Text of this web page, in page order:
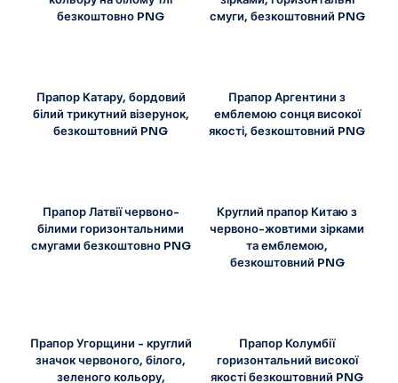
безкоштовно PNG
смуги, безкоштовний PNG
Прапор Катару, бордовий
білий трикутний візерунок,
безкоштовний PNG
Прапор Аргентини з
емблемою сонця високої
якості, безкоштовний PNG
Прапор Латвії червоно-
білими горизонтальними
смугами безкоштовно PNG
Круглий прапор Китаю з
червоно-жовтими зірками
та емблемою,
безкоштовний PNG
Прапор Угорщини - круглий
значок червоного, білого,
зеленого кольору,
Прапор Колумбії
горизонтальний високої
якості безкоштовний PNG